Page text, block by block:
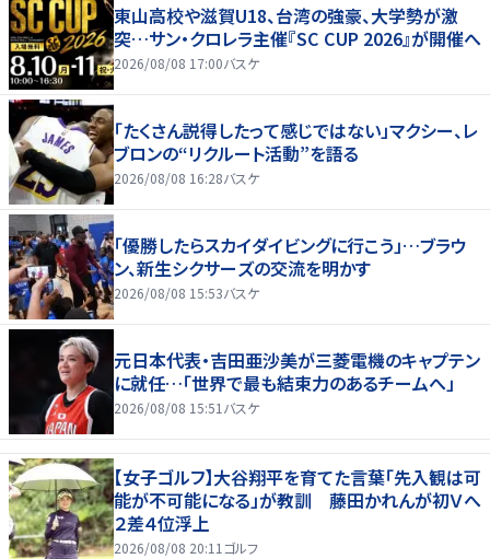
東山高校や滋賀U18、台湾の強豪、大学勢が激
突…サン・クロレラ主催『SC CUP 2026』が開催へ
2026/08/08 17:00バスケ
「たくさん説得したって感じではない」マクシー、レ
ブロンの“リクルート活動”を語る
2026/08/08 16:28バスケ
「優勝したらスカイダイビングに行こう」…ブラウ
ン、新生シクサーズの交流を明かす
2026/08/08 15:53バスケ
元日本代表・吉田亜沙美が三菱電機のキャプテン
に就任…「世界で最も結束力のあるチームへ」
2026/08/08 15:51 バスケ
【女子ゴルフ】大谷翔平を育てた言葉「先入観は可
能が不可能になる」が教訓 藤田かれんが初Ｖへ
２差４位浮上
2026/08/08 20:11ゴルフ